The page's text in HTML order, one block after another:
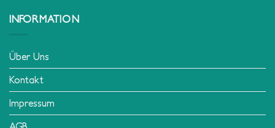
INFORMATION
Über Uns
Kontakt
Impressum